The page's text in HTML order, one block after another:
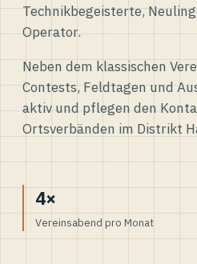
Technikbegeisterte,
Operator.
Neben dem klassischen
Contests, Feldtagen und
aktiv und pflegen den
Ortsverbänden im Distrikt
4×
Vereinsabend pro Monat